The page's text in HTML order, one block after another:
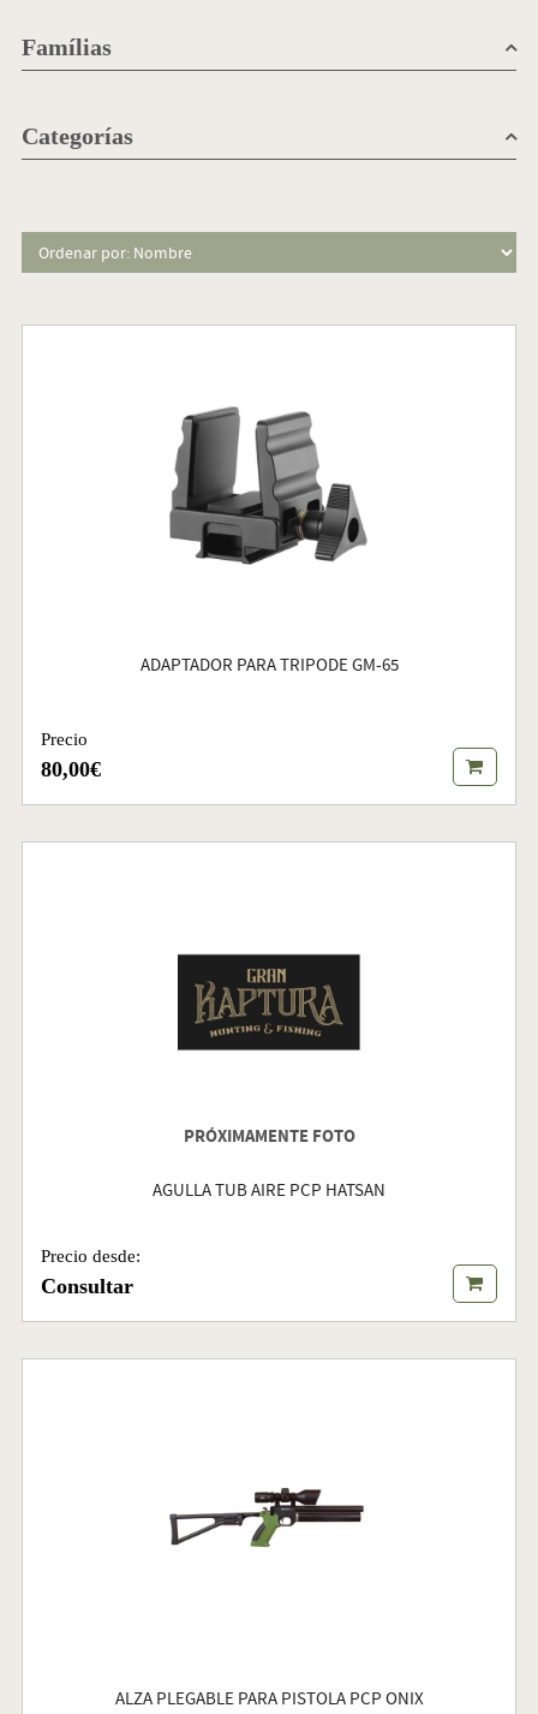
Famílias
Categorías
ADAPTADOR PARA TRIPODE GM-65
Precio
80,00€
PRÓXIMAMENTE FOTO
AGULLA TUB AIRE PCP HATSAN
Precio desde:
Consultar
ALZA PLEGABLE PARA PISTOLA PCP ONIX